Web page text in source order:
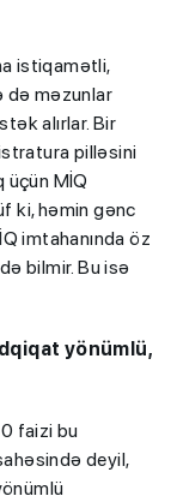
istiqamətli,
də məzunlar
alırlar. Bir
pilləsini
üçün MİQ
ki, həmin gənc
imtahanında öz
bilmir. Bu isə
yönümlü,
faizi bu
deyil,